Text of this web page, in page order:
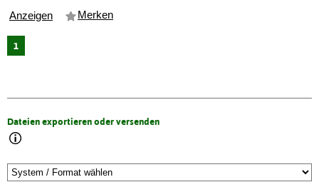
Anzeigen Merken
1
Dateien exportieren oder versenden